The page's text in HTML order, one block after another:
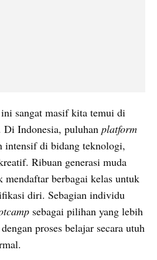
sangat masif kita temui di
Di Indonesia, puluhan
intensif di bidang teknologi,
Ribuan generasi muda
berbagai kelas untuk
diri. Sebagian individu
sebagai pilihan yang lebih
proses belajar secara utuh